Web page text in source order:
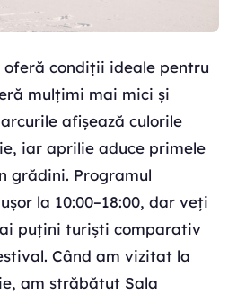
condiții ideale pentru
mulțimi mai mici și
afișează culorile
iar aprilie aduce primele
grădini. Programul
la 10:00–18:00, dar veți
puțini turiști comparativ
Când am vizitat la
am străbătut Sala